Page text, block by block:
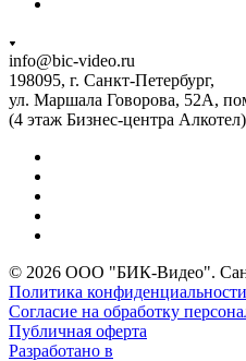
info@bic-video.ru
198095, г. Санкт-Петербург,
ул. Маршала Говорова, 52А,
(4 этаж Бизнес-центра Алкотел)
© 2026 ООО "БИК-Видео".
Политика конфиденциальности
Согласие на обработку
Публичная оферта
Разработано в